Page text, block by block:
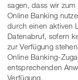
sagen, dass wir
Online Banking
durch einen aktiven
Datenabruf, sofern
zur Verfügung
Online Banking-
entsprechenden
Verfügung.